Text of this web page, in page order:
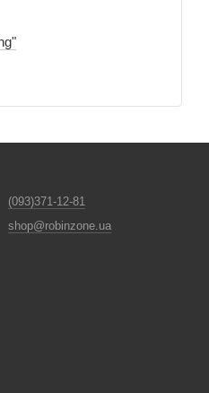
(093)371-12-81
shop@robinzone.ua